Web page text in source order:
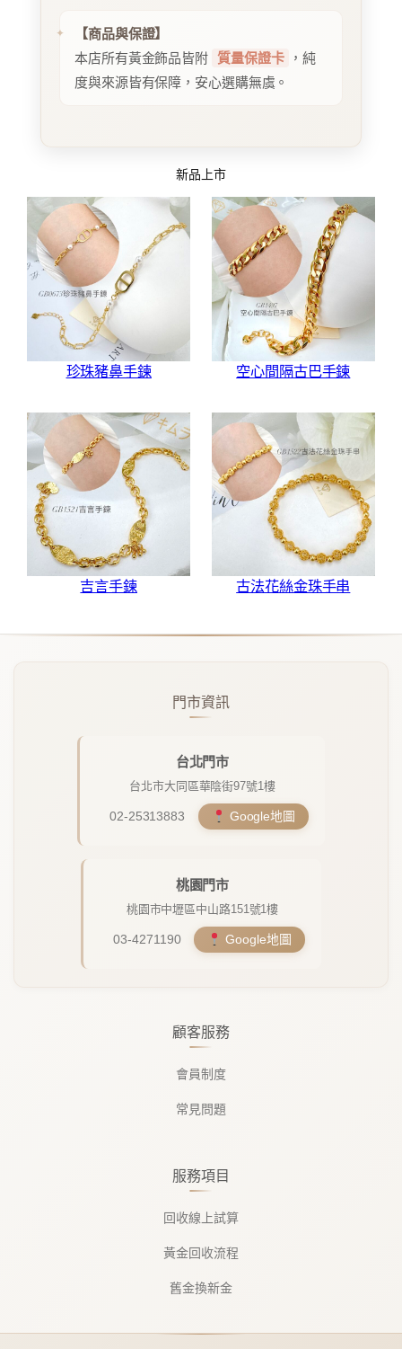
【商品與保證】
本店所有黃金飾品皆附 質量保證卡
，純
度與來源皆有保障，安心選購無虞。
新品上市
珍珠豬鼻手鍊 空心間隔古巴手鍊
吉言手鍊 古法花絲金珠手串
顧客服務
會員制度
常見問題
服務項目
回收線上試算
黃金回收流程
舊金換新金
門市資訊
台北門市
台北市大同區華陰街97號1樓
02-25313883 Google地圖
桃園門市
桃園市中壢區中山路151號1樓
03-4271190 Google地圖